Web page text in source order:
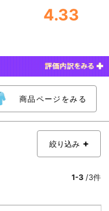
4.33
商品ページをみる
絞り込み
1-3 /3件